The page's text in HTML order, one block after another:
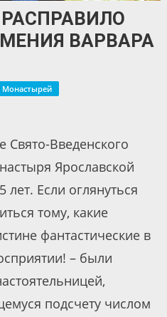
ВАРВАРА
Монастырей
Свято-Введенского
Ярославской
лет. Если оглянуться
тому, какие
фантастические в
– были
подсчету числом